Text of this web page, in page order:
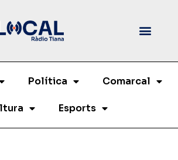
Política Comarcal
Esports